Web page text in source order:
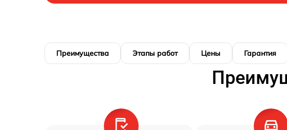
Преимущества Этапы работ Цены Гарантия